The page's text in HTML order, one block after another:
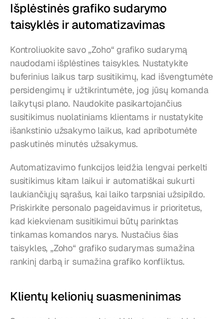
Išplėstinės grafiko sudarymo
taisyklės ir automatizavimas
Kontroliuokite savo „Zoho“ grafiko sudarymą
naudodami išplėstines taisykles. Nustatykite
buferinius laikus tarp susitikimų, kad išvengtumėte
persidengimų ir užtikrintumėte, jog jūsų komanda
laikytųsi plano. Naudokite pasikartojančius
susitikimus nuolatiniams klientams ir nustatykite
išankstinio užsakymo laikus, kad apribotumėte
paskutinės minutės užsakymus.
Automatizavimo funkcijos leidžia lengvai perkelti
susitikimus kitam laikui ir automatiškai sukurti
laukiančiųjų sąrašus, kai laiko tarpsniai užsipildo.
Priskirkite personalo pageidavimus ir prioritetus,
kad kiekvienam susitikimui būtų parinktas
tinkamas komandos narys. Nustačius šias
taisykles, „Zoho“ grafiko sudarymas sumažina
rankinį darbą ir sumažina grafiko konfliktus.
Klientų kelionių suasmeninimas